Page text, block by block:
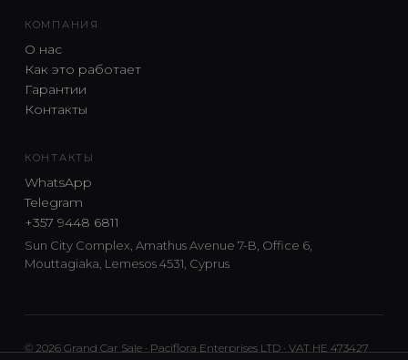
КОМПАНИЯ
О нас
Как это работает
Гарантии
Контакты
КОНТАКТЫ
WhatsApp
Telegram
+357 9448 6811
Sun City Complex, Amathus Avenue 7-B, Office 6,
Mouttagiaka, Lemesos 4531, Cyprus
© 2026 Grand Car Sale · Paciflora Enterprises LTD · VAT HE 473427